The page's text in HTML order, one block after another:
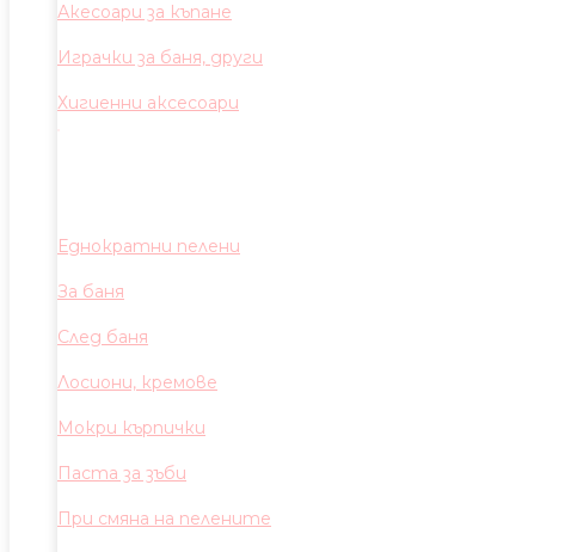
Акесоари за къпане
Играчки за баня, други
Хигиенни аксесоари
Еднократни пелени
За баня
След баня
Лосиони, кремове
Мокри кърпички
Паста за зъби
При смяна на пелените